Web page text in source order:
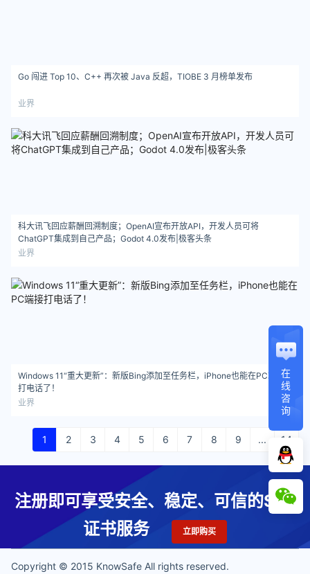
Go 闯进 Top 10、C++ 再次被 Java 反超，TIOBE 3 月榜单发布
业界
科大讯飞回应薪酬回溯制度；OpenAI宣布开放API，开发人员可将
ChatGPT集成到自己产品；Godot 4.0发布|极客头条
业界
Windows 11“重大更新”：新版Bing添加至任务栏，iPhone也能在PC端接
打电话了！
业界
1 2 3 4 5 6 7 8 9 ... 14
在
线
咨
询
注册即可享受安全、稳定、可信的SSL
证书服务
立即购买
Copyright © 2015 KnowSafe All rights reserved.